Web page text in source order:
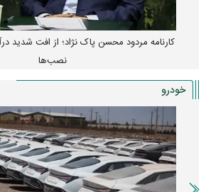
کارنامه مردود محسن پاک‌ نژاد؛ از افت شدید
نصب‌ها
خودرو